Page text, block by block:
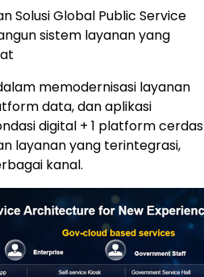
Solusi Global Public Service
sistem layanan yang
memodernisasi layanan
data, dan aplikasi
digital + 1 platform cerdas
layanan yang terintegrasi,
kanal.